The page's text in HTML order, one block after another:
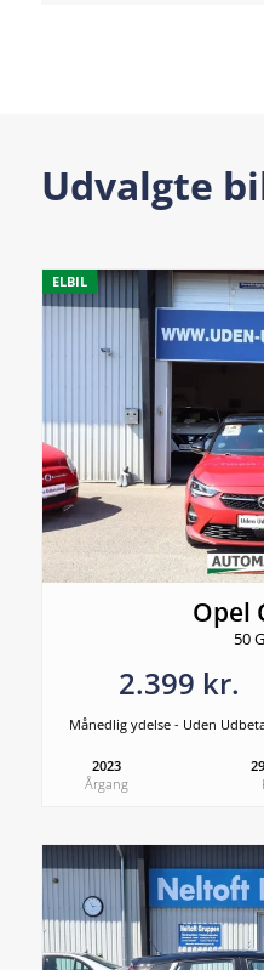
Udvalgte
ELBIL
Opel
50
2.399 kr.
Månedlig ydelse - Uden
2023
Årgang